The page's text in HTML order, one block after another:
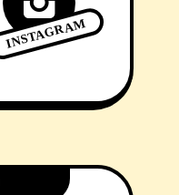
INSTAGRAM